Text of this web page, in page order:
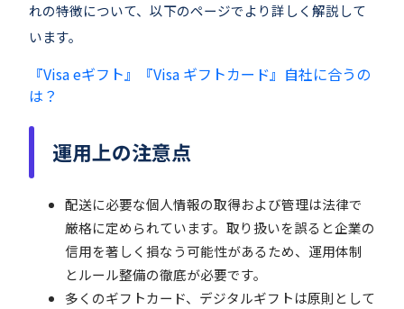
れの特徴について、以下のページでより詳しく解説して
います。
『Visa eギフト』『Visa ギフトカード』自社に合うの
は？
運用上の注意点
配送に必要な個人情報の取得および管理は法律で
厳格に定められています。取り扱いを誤ると企業の
信用を著しく損なう可能性があるため、運用体制
とルール整備の徹底が必要です。
多くのギフトカード、デジタルギフトは原則として